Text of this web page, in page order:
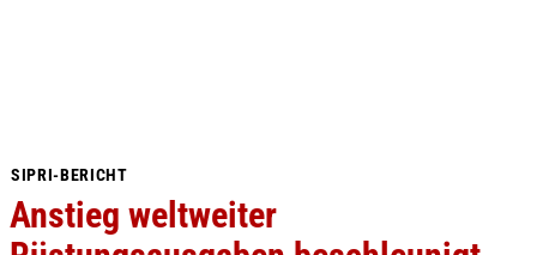
SIPRI-BERICHT
Anstieg weltweiter